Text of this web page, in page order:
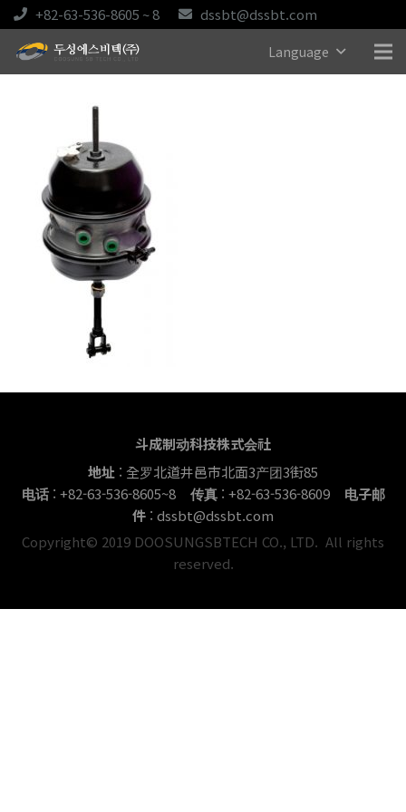
+82-63-536-8605 ~ 8 dssbt@dssbt.com
Language
斗成制动科技株式会社
地址 : 全罗北道井邑市北面3产团3街85
电话 : +82-63-536-8605~8 传真 : +82-63-536-8609 电子邮
件 : dssbt@dssbt.com
Copyright© 2019 DOOSUNGSBTECH CO., LTD. All rights
reserved.